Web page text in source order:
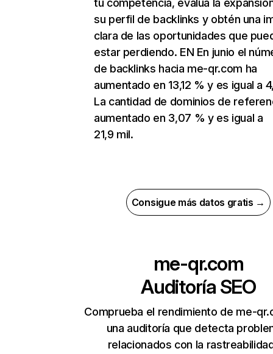
tu competencia, evalúa la
su perfil de backlinks y obtén una
clara de las oportunidades que
estar perdiendo. EN En junio el
de backlinks hacia me-qr.com ha
aumentado en 13,12 % y es igual a
La cantidad de dominios de
aumentado en 3,07 % y es igual a
21,9 mil.
Consigue más datos gratis →
me-qr.com
Auditoría SEO
Comprueba el rendimiento de me-
una auditoría que detecta
relacionados con la